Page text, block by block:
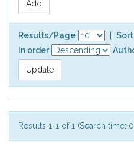
Results/Page
In order
Results 1-1 of 1 (Search time: